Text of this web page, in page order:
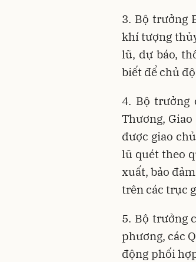
3. Bộ trưởng
khí tượng
lũ, dự báo,
biết để chủ
4. Bộ trưởng
Thương,
được giao
lũ quét theo
xuất, bảo
trên các trục
5. Bộ trưởng
phương, các
động phối